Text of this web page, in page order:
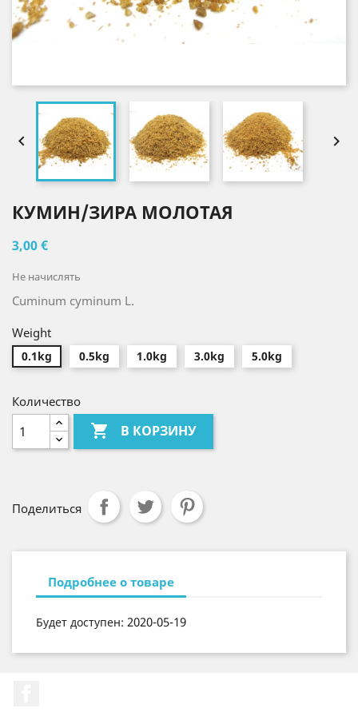
 
КУМИН/ЗИРА МОЛОТАЯ
3,00 €
Не начислять
Cuminum cyminum L.
Weight
0.1kg 0.5kg 1.0kg 3.0kg 5.0kg
Количество
 В КОРЗИНУ
Поделиться
Подробнее о товаре
Будет доступен: 2020-05-19